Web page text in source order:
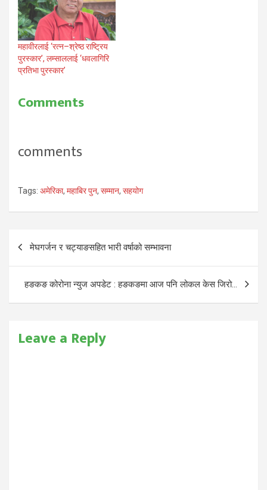
महावीरलाई ‘रत्न–श्रेष्ठ राष्ट्रिय
पुरस्कार’, लम्साललाई ‘धवलागिरि
प्रतिभा पुरस्कार’
Comments
comments
Tags: अमेरिका, महाबिर पुन, सम्मान, सहयोग
Post
navigation
मेघगर्जन र चट्याङसहित भारी वर्षाको सम्भावना
हङकङ कोरोना न्युज अपडेट : हङकङमा आज पनि लोकल केस जिरो…
Leave a Reply